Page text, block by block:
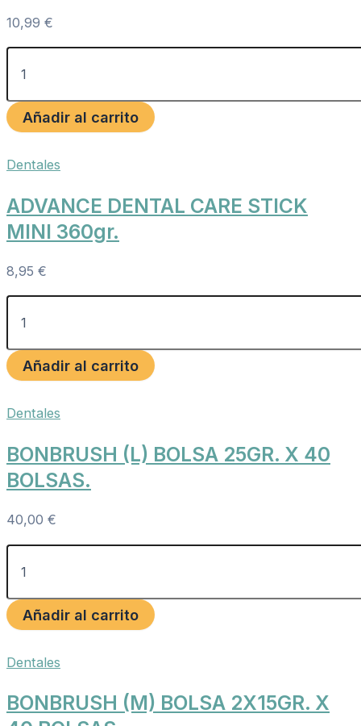
10,99 €
Añadir al carrito
Dentales
ADVANCE DENTAL CARE STICK
MINI 360gr.
8,95 €
Añadir al carrito
Dentales
BONBRUSH (L) BOLSA 25GR. X 40
BOLSAS.
40,00 €
Añadir al carrito
Dentales
BONBRUSH (M) BOLSA 2X15GR. X